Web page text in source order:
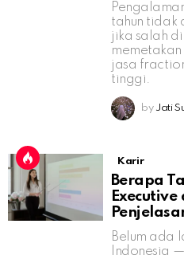
tahun tidak
jika salah
jasa
tinggi.
by Jati
Karir
Berapa
Belum ada
Indonesia